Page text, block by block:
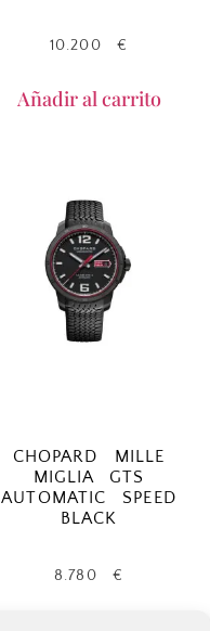
10.200 €
Añadir al carrito
CHOPARD MILLE
MIGLIA GTS
AUTOMATIC SPEED
BLACK
8.780 €